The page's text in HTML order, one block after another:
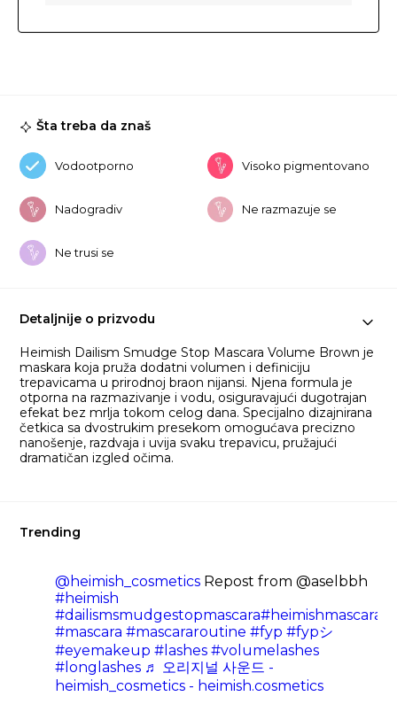
Šta treba da znaš
Vodootporno Visoko pigmentovano
Nadogradiv Ne razmazuje se
Ne trusi se
Detaljnije o prizvodu
Heimish Dailism Smudge Stop Mascara Volume Brown je
maskara koja pruža dodatni volumen i definiciju
trepavicama u prirodnoj braon nijansi. Njena formula je
otporna na razmazivanje i vodu, osiguravajući dugotrajan
efekat bez mrlja tokom celog dana. Specijalno dizajnirana
četkica sa dvostrukim presekom omogućava precizno
nanošenje, razdvaja i uvija svaku trepavicu, pružajući
dramatičan izgled očima.
Trending
@heimish_cosmetics Repost from @aselbbh
#heimish
#dailismsmudgestopmascara#heimishmascara
#mascara #mascararoutine #fyp #fypシ
#eyemakeup #lashes #volumelashes
#longlashes ♬ 오리지널 사운드 -
heimish_cosmetics - heimish.cosmetics